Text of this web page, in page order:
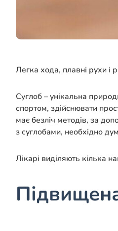
Легка хода, плавні рухи і
Суглоб – унікальна
спортом, здійснювати
має безліч методів, за
з суглобами, необхідно
Лікарі виділяють кілька